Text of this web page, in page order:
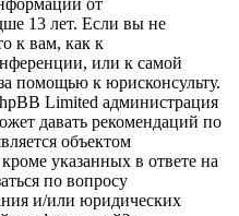
от
13 лет. Если вы не
к вам, как к
или к самой
помощью к юрисконсульту.
Limited администрация
давать рекомендаций по
объектом
указанных в ответе на
по вопросу
и/или юридических